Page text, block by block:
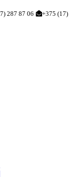
287 87 06
+375 (17)